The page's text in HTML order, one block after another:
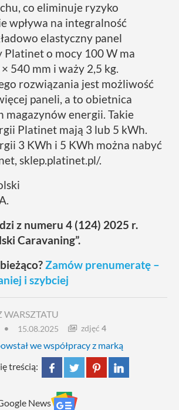
co eliminuje ryzyko
wpływa na integralność
elastyczny panel
o mocy 100 W ma
540 mm i waży 2,5 kg.
rozwiązania jest możliwość
paneli, a to obietnica
magazynów energii. Takie
Platinet mają 3 lub 5 kWh.
3 KWh i 5 KWh można nabyć
sklep.platinet.pl/.
z numeru 4 (124) 2025 r.
Caravaning”.
Zamów prenumeratę –
i szybciej
WARSZTATU
15.08.2025 zdjęć 4
we współpracy z marką
treścią:
News